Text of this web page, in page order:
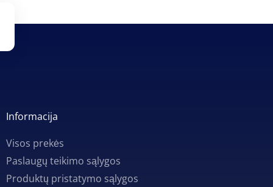
Informacija
Visos prekės
Paslaugų teikimo sąlygos
Produktų pristatymo sąlygos